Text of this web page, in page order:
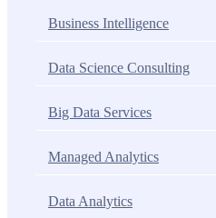
Business Intelligence
Data Science Consulting
Big Data Services
Managed Analytics
Data Analytics